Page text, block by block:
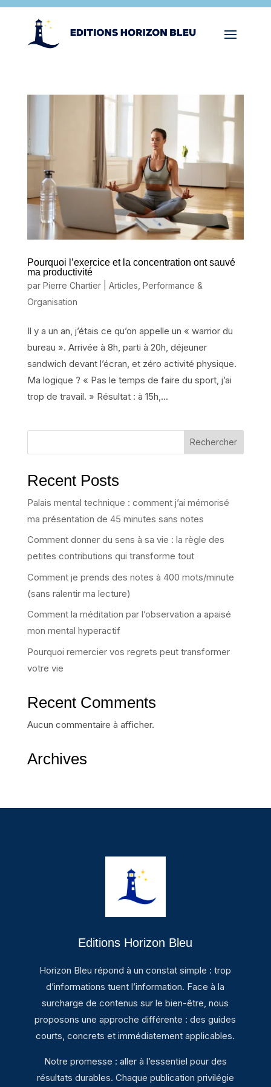
Pourquoi l’exercice et la concentration ont sauvé
ma productivité
par Pierre Chartier| Articles Performance &
Organisation
Il y a un an, j’étais ce qu’on appelle un « warrior du
bureau ». Arrivée à 8h, parti à 20h, déjeuner
sandwich devant l’écran, et zéro activité physique.
Ma logique ? « Pas le temps de faire du sport, j’ai
trop de travail. » Résultat : à 15h,...
Rechercher
Recent Posts
Palais mental technique : comment j’ai mémorisé
ma présentation de 45 minutes sans notes
Comment donner du sens à sa vie : la règle des
petites contributions qui transforme tout
Comment je prends des notes à 400 mots/minute
(sans ralentir ma lecture)
Comment la méditation par l’observation a apaisé
mon mental hyperactif
Pourquoi remercier vos regrets peut transformer
votre vie
Recent Comments
Aucun commentaire à afficher.
Archives
Editions Horizon Bleu
Horizon Bleu répond à un constat simple : trop
d’informations tuent l’information. Face à la
surcharge de contenus sur le bien-être, nous
proposons une approche différente : des guides
courts, concrets et immédiatement applicables.
Notre promesse : aller à l’essentiel pour des
résultats durables. Chaque publication privilégie